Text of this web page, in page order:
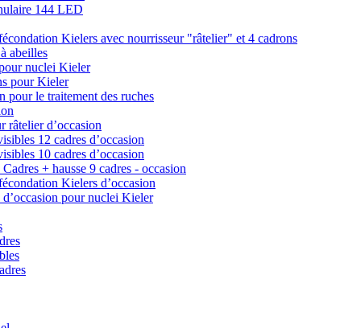
144 LED
Kielers avec nourrisseur "râtelier" et 4 cadrons
abeilles
nuclei Kieler
pour Kieler
pour le traitement des ruches
râtelier d’occasion
12 cadres d’occasion
10 cadres d’occasion
+ hausse 9 cadres - occasion
Kielers d’occasion
d’occasion pour nuclei Kieler